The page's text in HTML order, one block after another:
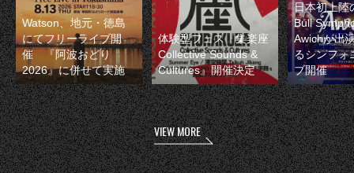
Watson、地元・徳島
にてフリーライブ開
催 『阿波おどり
2026』に併せて実施
体験型フェス『集楽座
Collective Sounds &
Cultures』開催決定
日本初上陸
Bull
Awichが出
るシンフォ
ブ開催
VIEW MORE